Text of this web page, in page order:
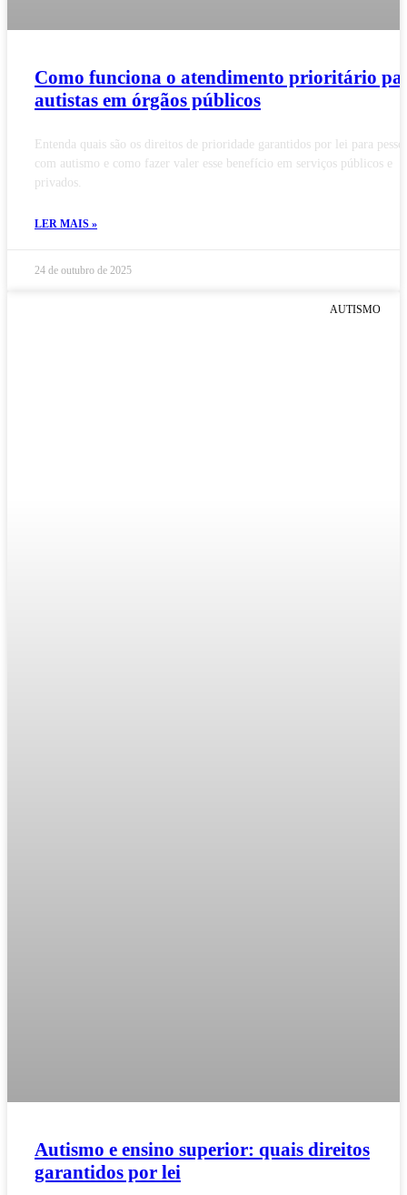
Como funciona o atendimento prioritário
autistas em órgãos públicos
Entenda quais são os direitos de prioridade garantidos por lei para
com autismo e como fazer valer esse benefício em serviços públicos e
privados.
LER MAIS »
24 de outubro de 2025
AUTISMO
Autismo e ensino superior: quais direitos
garantidos por lei